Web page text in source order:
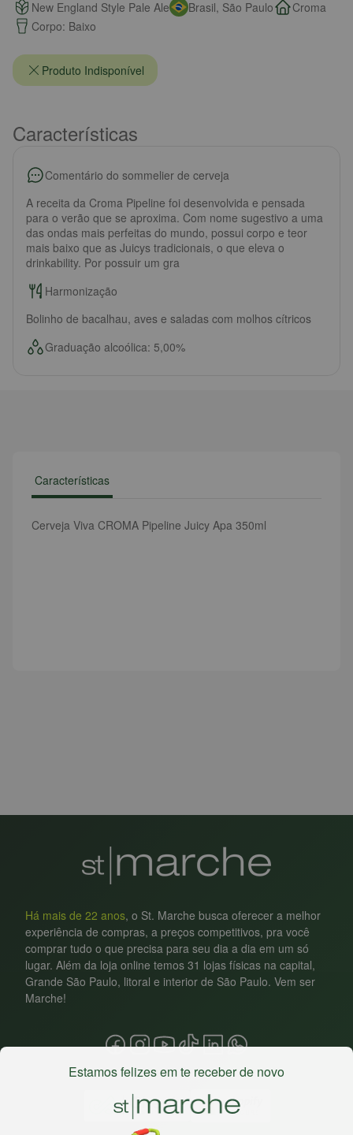
New England Style Pale Ale Brasil, São Paulo
Croma
Corpo: Baixo
Produto Indisponível
Características
Comentário do sommelier de cerveja
A receita da Croma Pipeline foi desenvolvida e pensada
para o verão que se aproxima. Com nome sugestivo a uma
das ondas mais perfeitas do mundo, possui corpo e teor
mais baixo que as Juicys tradicionais, o que eleva o
drinkability. Por possuir um gra
Harmonização
Bolinho de bacalhau, aves e saladas com molhos cítricos
Graduação alcoólica: 5,00%
Características
Cerveja Viva CROMA Pipeline Juicy Apa 350ml
Há mais de 22 anos, o St. Marche busca oferecer a melhor
experiência de compras, a preços competitivos, pra você
comprar tudo o que precisa para seu dia a dia em um só
lugar. Além da loja online temos 31 lojas físicas na capital,
Grande São Paulo, litoral e interior de São Paulo. Vem ser
Marche!
Estamos felizes em te receber de novo